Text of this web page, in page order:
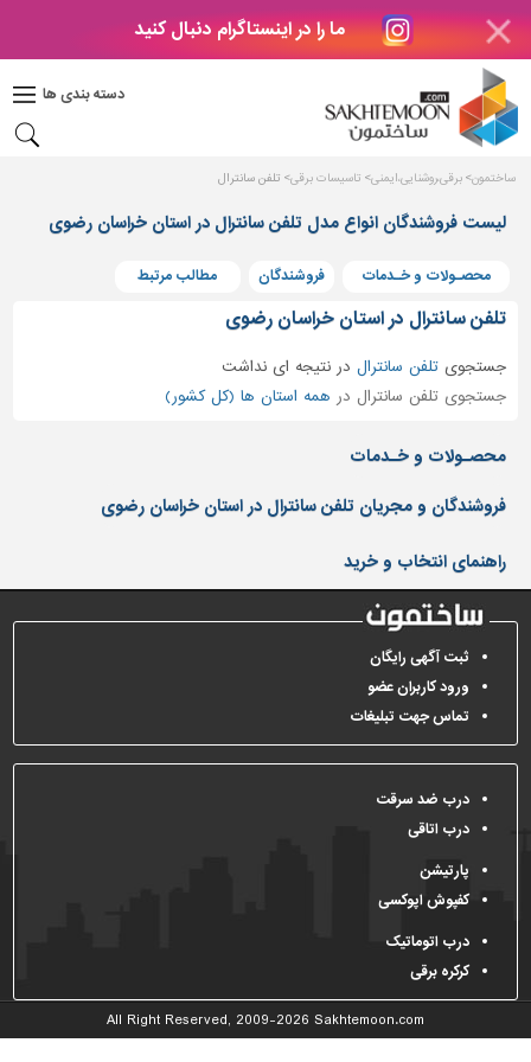
ما را در اینستاگرام دنبال کنید
دسته بندی ها
دکوراسیون
بتن
های
بتنی
و
پنجره
ساختمانی
نرده
و
حفاظ
کفپوش
و
سنگ
سرویس
بهداشتی
ابزار،یراق
و
آلات
برقی،روشنایی،ایمنی
محوطه
سازی
و
نما
ساخت
ساختمون برقی،روشنایی،ایمنی تاسیسات برقی تلفن سانترال
لیست فروشندگان انواع مدل تلفن سانترال در استان خراسان رضوی
محصـولات و خـدمات فروشندگان مطالب مرتبط
تلفن سانترال در استان خراسان رضوی
جستجویتلفن سانترال درنتیجه ای نداشت
جستجوی تلفن سانترال در همه استان ها (کل کشور)
محصـولات و خـدمات
فروشندگان و مجریان تلفن سانترال در استان خراسان رضوی
راهنمای انتخاب و خرید
ثبت آگهی رایگان
ورود کاربران عضو
تماس جهت تبلیغات
درب ضد سرقت
درب اتاقی
پارتیشن
کفپوش اپوکسی
درب اتوماتیک
کرکره برقی
All Right Reserved, 2009-2026 Sakhtemoon.com